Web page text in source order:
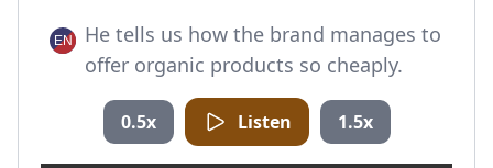
He tells us how the brand manages to
offer organic products so cheaply.
0.5x Listen 1.5x